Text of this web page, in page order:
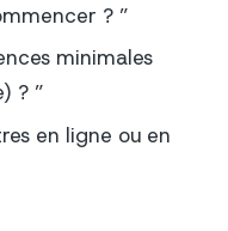
? ”
minimales
? ”
en ligne ou en